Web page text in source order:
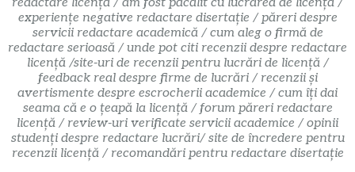
experiențe negative redactare disertație / păreri despre
servicii redactare academică / cum aleg o firmă de
redactare serioasă / unde pot citi recenzii despre redactare
licență /site-uri de recenzii pentru lucrări de licență /
feedback real despre firme de lucrări / recenzii și
avertismente despre escrocherii academice / cum îți dai
seama că e o țeapă la licență / forum păreri redactare
licență / review-uri verificate servicii academice / opinii
studenți despre redactare lucrări/ site de încredere pentru
recenzii licență / recomandări pentru redactare disertație